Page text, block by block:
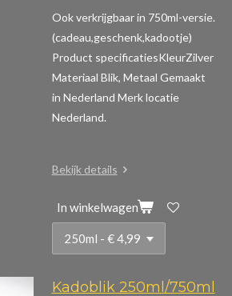
Ook verkrijgbaar in 750ml-versie.
(cadeau,geschenk,kadootje)
Product specificatiesKleurZilver
Materiaal Blik, Metaal Gemaakt
in Nederland Merk locatie
Nederland.
Bekijk details
In winkelwagen
Kadoblik 250ml/750ml